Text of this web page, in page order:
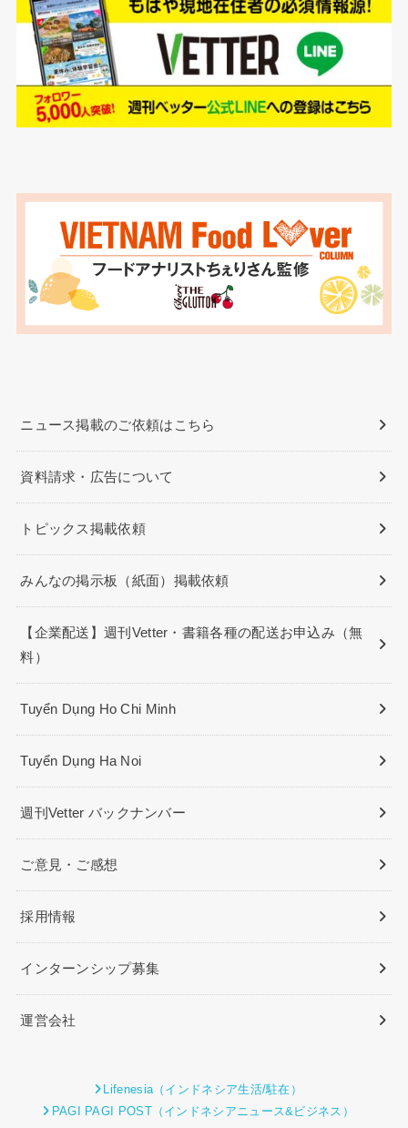
ニュース掲載のご依頼はこちら
資料請求・広告について
トピックス掲載依頼
みんなの掲示板（紙面）掲載依頼
【企業配送】週刊Vetter・書籍各種の配送お申込み（無
料）
Tuyển Dụng Ho Chi Minh
Tuyển Dụng Ha Noi
週刊Vetter バックナンバー
ご意見・ご感想
採用情報
インターンシップ募集
運営会社
Lifenesia（インドネシア生活/駐在）
PAGI PAGI POST（インドネシアニュース&ビジネス）